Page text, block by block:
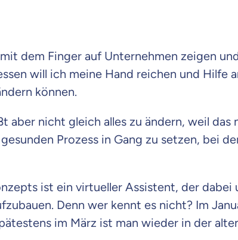
dem Finger auf Unternehmen zeigen
will ich meine Hand reichen und Hilfe
können.
aber nicht gleich alles zu ändern, weil das
Prozess in Gang zu setzen, bei
ist ein virtueller Assistent, der
Denn wer kennt es nicht? Im
im März ist man wieder in der